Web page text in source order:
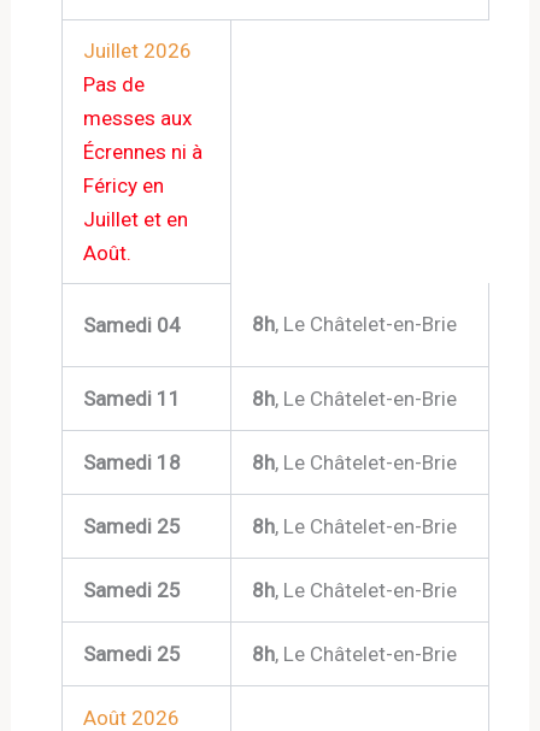
Juillet 2026
Pas de
messes aux
Écrennes ni à
Féricy en
Juillet et en
Août.
Samedi 04 8h, Le Châtelet-en-Brie
Samedi 11 8h, Le Châtelet-en-Brie
Samedi 18 8h, Le Châtelet-en-Brie
Samedi 25 8h, Le Châtelet-en-Brie
Samedi 25 8h, Le Châtelet-en-Brie
Samedi 25 8h, Le Châtelet-en-Brie
Août 2026